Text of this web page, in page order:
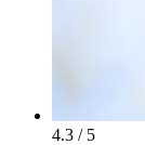
4.3 / 5